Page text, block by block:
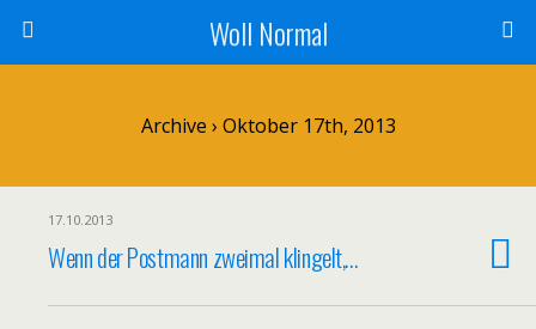
Woll Normal
Archive › Oktober 17th, 2013
17.10.2013
Wenn der Postmann zweimal klingelt,…